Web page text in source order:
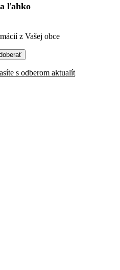
a ľahko
z Vašej obce
s odberom aktualít